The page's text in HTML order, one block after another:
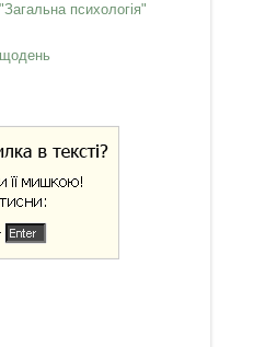
психологія"